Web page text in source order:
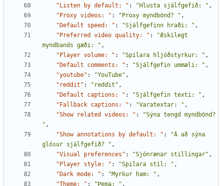
"Listen by default: " : "Hlusta sjálfgefið: " ,
"Proxy videos: " : "Proxy myndbönd? " ,
"Default speed: " : "Sjálfgefinn hraði: " ,
"Preferred video quality: " :
"Æskilegt
myndbands gæði: " ,
"Player volume: " : "Spilara hljóðstyrkur: " ,
"Default comments: " : "Sjálfgefin ummæli: " ,
"youtube" : "YouTube" ,
"reddit" : "reddit" ,
"Default captions: " : "Sjálfgefin texti: " ,
"Fallback captions: " : "Varatextar: " ,
"Show related videos: " :
"Sýna tengd myndbönd?
" ,
"Show annotations by default: " :
"Á að sýna
glósur sjálfgefið? " ,
"Visual preferences" : "Sjónrænar stillingar" ,
"Player style: " : "Spilara stíl: " ,
"Dark mode: " : "Myrkur ham: " ,
"Theme: " : "Þema: " ,